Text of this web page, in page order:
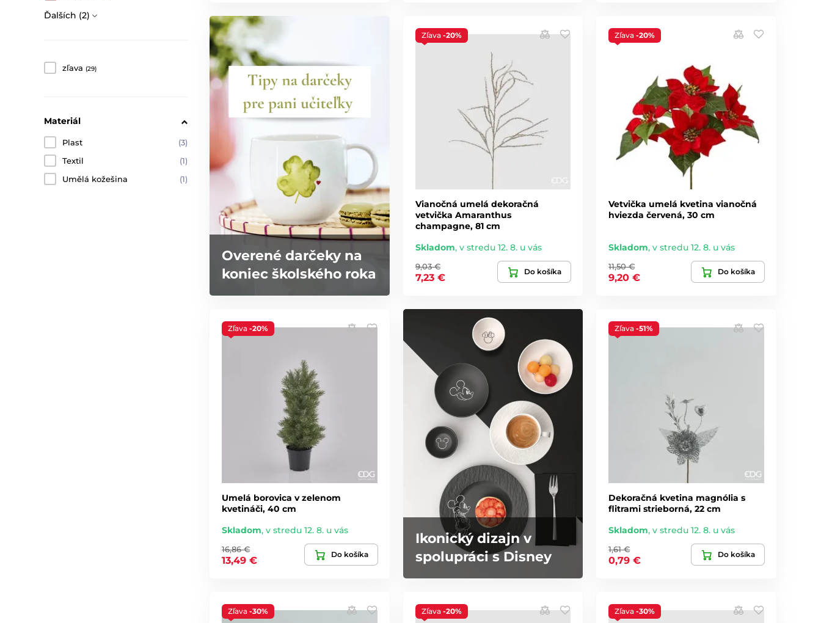
Ďalších (2)
zľava (29)
Materiál
Plast
(3)
Textil
(1)
Umělá kožešina
(1)
Overené darčeky na
koniec školského roka
Zľava -20%
Vianočná umelá dekoračná
vetvička Amaranthus
champagne, 81 cm
Skladom, v stredu 12. 8. u vás
9,03 €
7,23 €
Do košíka
Zľava-20%
Vetvička umelá kvetina vianočná
hviezda červená, 30 cm
Skladom,v stredu 12. 8. u vás
11,50 €
9,20 €
Do košíka
Zľava -20%
Umelá borovica v zelenom
kvetináči, 40 cm
Skladom, v stredu 12. 8. u vás
16,86 €
13,49 €
Do košíka
Ikonický dizajn v
spolupráci s Disney
Zľava-51%
Dekoračná kvetina magnólia s
flitrami strieborná, 22 cm
Skladom,v stredu 12. 8. u vás
1,61 €
0,79 €
Do košíka
Zľava -30% Zľava -20% Zľava-30%